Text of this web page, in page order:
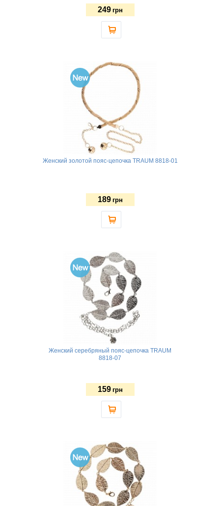
249 грн
Женский золотой пояс-цепочка TRAUM 8818-01
189 грн
Женский серебряный пояс-цепочка TRAUM
8818-07
159 грн